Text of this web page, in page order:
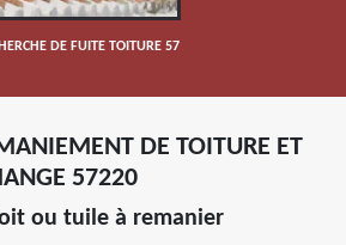
DE FUITE TOITURE 57
DE TOITURE ET
57220
ou tuile à remanier